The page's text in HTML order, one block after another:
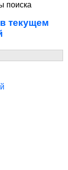
поиска
текущем